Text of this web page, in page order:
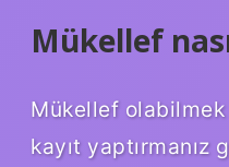
Mükellef
Mükellef
kayıt yaptırmanız